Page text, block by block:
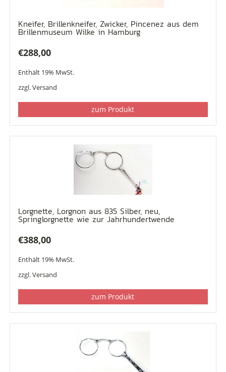
Kneifer, Brillenkneifer, Zwicker, Pincenez aus dem
Brillenmuseum Wilke in Hamburg
€288,00
Enthält 19% MwSt.
zzgl.Versand
zum Produkt
Lorgnette, Lorgnon aus 835 Silber, neu,
Springlorgnette wie zur Jahrhundertwende
€388,00
Enthält 19% MwSt.
zzgl.Versand
zum Produkt